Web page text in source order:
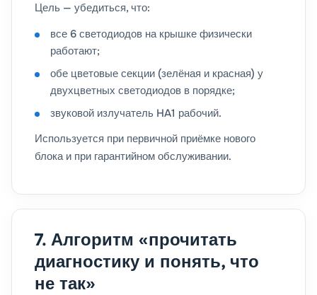
Цель — убедиться, что:
все 6 светодиодов на крышке физически
работают;
обе цветовые секции (зелёная и красная) у
двухцветных светодиодов в порядке;
звуковой излучатель HA1 рабочий.
Используется при первичной приёмке нового
блока и при гарантийном обслуживании.
7. Алгоритм «прочитать
диагностику и понять, что
не так»